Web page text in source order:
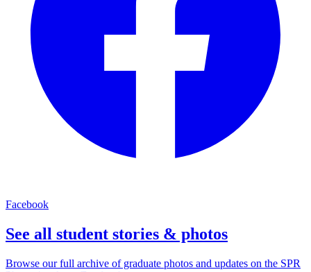
Facebook
See all student stories & photos
Browse our full archive of graduate photos and updates on the SPR